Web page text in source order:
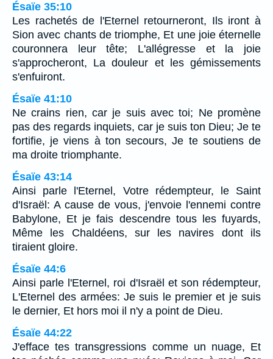
Ésaïe 35:10
Les rachetés de l'Eternel retourneront, Ils iront à
Sion avec chants de triomphe, Et une joie éternelle
couronnera leur tête; L'allégresse et la joie
s'approcheront, La douleur et les gémissements
s'enfuiront.
Ésaïe 41:10
Ne crains rien, car je suis avec toi; Ne promène
pas des regards inquiets, car je suis ton Dieu; Je te
fortifie, je viens à ton secours, Je te soutiens de
ma droite triomphante.
Ésaïe 43:14
Ainsi parle l'Eternel, Votre rédempteur, le Saint
d'Israël: A cause de vous, j'envoie l'ennemi contre
Babylone, Et je fais descendre tous les fuyards,
Même les Chaldéens, sur les navires dont ils
tiraient gloire.
Ésaïe 44:6
Ainsi parle l'Eternel, roi d'Israël et son rédempteur,
L'Eternel des armées: Je suis le premier et je suis
le dernier, Et hors moi il n'y a point de Dieu.
Ésaïe 44:22
J'efface tes transgressions comme un nuage, Et